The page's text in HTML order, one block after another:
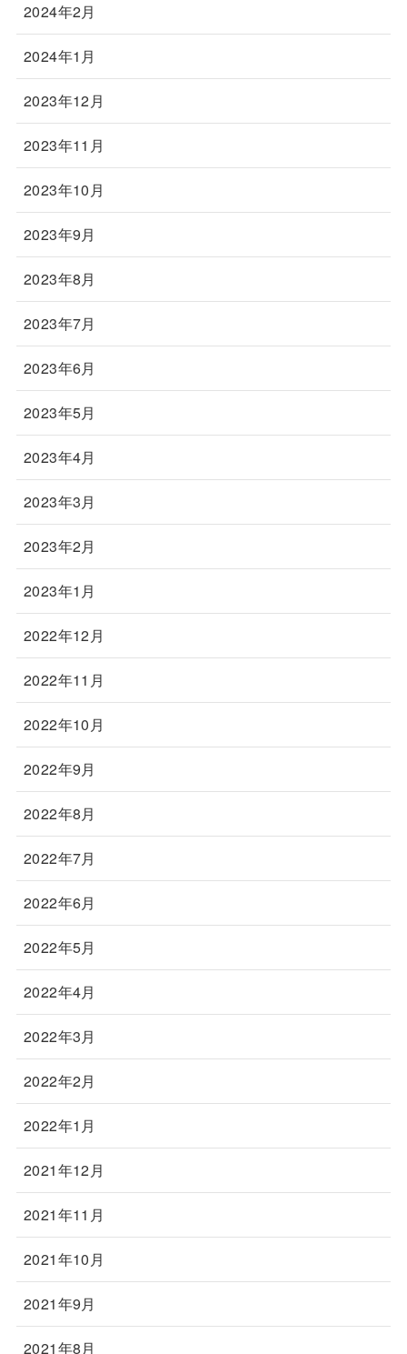
2024年2月
2024年1月
2023年12月
2023年11月
2023年10月
2023年9月
2023年8月
2023年7月
2023年6月
2023年5月
2023年4月
2023年3月
2023年2月
2023年1月
2022年12月
2022年11月
2022年10月
2022年9月
2022年8月
2022年7月
2022年6月
2022年5月
2022年4月
2022年3月
2022年2月
2022年1月
2021年12月
2021年11月
2021年10月
2021年9月
2021年8月